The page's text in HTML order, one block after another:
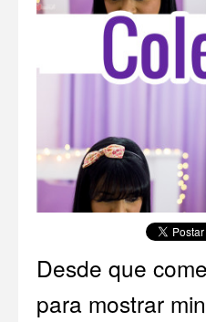
Desde que
para mostrar